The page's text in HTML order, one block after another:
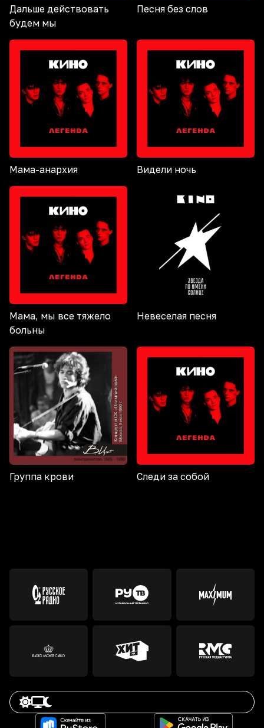
Дальше действовать
будем мы
Песня без слов
Мама-анархия Видели ночь
Мама, мы все тяжело
больны
Невеселая песня
Группа крови Следи за собой